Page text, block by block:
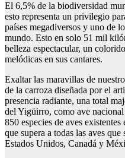
El 6,5% de la biodiversidad
esto representa un privilegio
países megadiversos y uno de
mundo. Esto en solo 51 mil
belleza espectacular, un
melódicas en sus cantares.
Exaltar las maravillas de
de la carroza diseñada por el
presencia radiante, una total
del Yigüirro, como ave
850 especies de aves
que supera a todas las aves
Estados Unidos, Canadá y